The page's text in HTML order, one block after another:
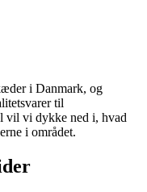
i Danmark, og
til
vil vi dykke ned i, hvad
i området.